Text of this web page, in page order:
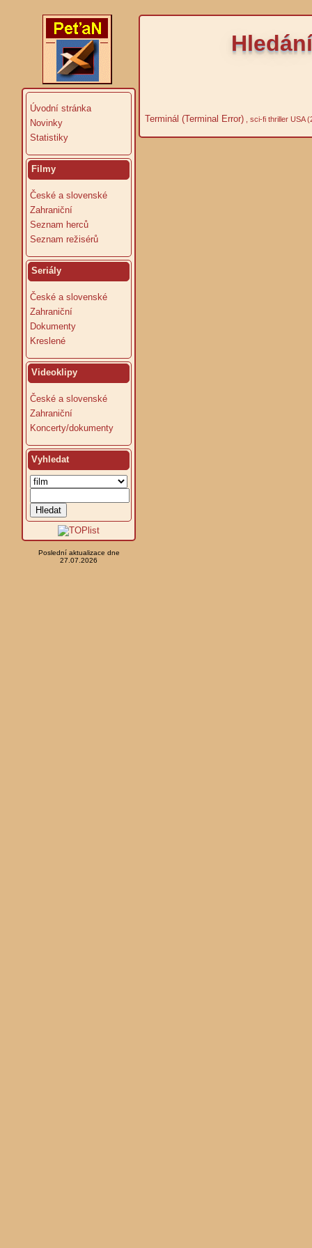
Úvodní stránka
Novinky
Statistiky
Filmy
České a slovenské
Zahraniční
Seznam herců
Seznam režisérů
Seriály
České a slovenské
Zahraniční
Dokumenty
Kreslené
Videoklipy
České a slovenské
Zahraniční
Koncerty/dokumenty
Vyhledat
Poslední aktualizace dne
27.07.2026
Terminál (Terminal Error) , sci-fi thriller USA